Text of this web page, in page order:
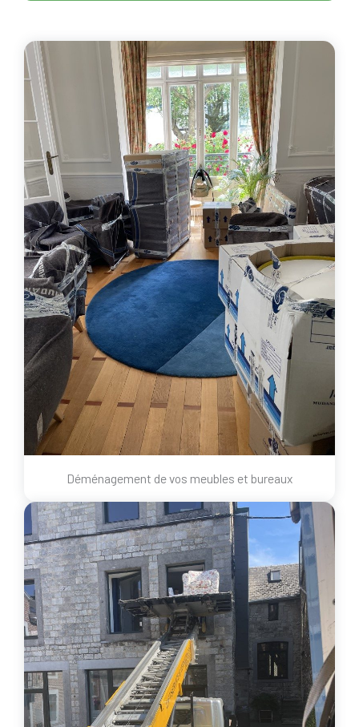
Déménagement de vos meubles et bureaux